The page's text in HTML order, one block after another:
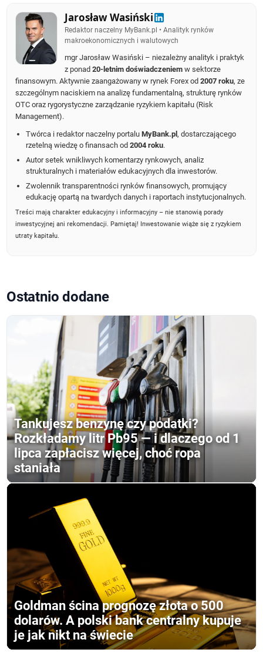
Jarosław Wasiński
Redaktor naczelny MyBank.pl • Analityk rynków
makroekonomicznych i walutowych
mgr Jarosław Wasiński – niezależny analityk i praktyk
z ponad20-letnim doświadczeniem w sektorze
finansowym. Aktywnie zaangażowany w rynek Forex od2007 roku, ze
szczególnym naciskiem na analizę fundamentalną, strukturę rynków
OTC oraz rygorystyczne zarządzanie ryzykiem kapitału (Risk
Management).
Twórca i redaktor naczelny portaluMyBank.pl, dostarczającego
rzetelną wiedzę o finansach od2004 roku.
Autor setek wnikliwych komentarzy rynkowych, analiz
strukturalnych i materiałów edukacyjnych dla inwestorów.
Zwolennik transparentności rynków finansowych, promujący
edukację opartą na twardych danych i raportach instytucjonalnych.
Treści mają charakter edukacyjny i informacyjny – nie stanowią porady
inwestycyjnej ani rekomendacji. Pamiętaj! Inwestowanie wiąże się z ryzykiem
utraty kapitału.
Ostatnio dodane
Tankujesz benzynę czy podatki?
Rozkładamy litr Pb95 — i dlaczego od 1
lipca zapłacisz więcej, choć ropa
staniała
Goldman ścina prognozę złota o 500
dolarów. A polski bank centralny kupuje
je jak nikt na świecie